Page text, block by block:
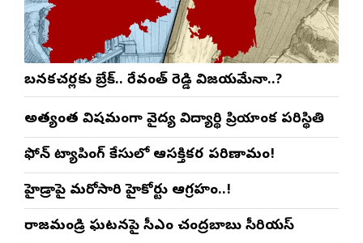
బనకచర్లకు బ్రేక్.. రేవంత్ రెడ్డి విజయమేనా..?
అత్యంత విషమంగా వైద్య విద్యార్థిని ప్రియాంక పరిస్థితి
ఫోన్ ట్యాపింగ్ కేసులో ఆసక్తికర పరిణామం!
హైడ్రాపై మరోసారి హైకోర్టు ఆగ్రహం..!
రాజమండ్రి ఘటనపై సీఎం చంద్రబాబు సీరియస్